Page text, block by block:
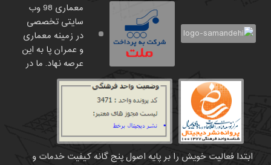
معماری 98 وب
سایتی تخصصی
در زمینه معماری
و عمران پا به این
عرصه نهاد. ما در
ابتدا فعالیت خویش را بر پایه اصول پنج گانه کیفیت خدمات و